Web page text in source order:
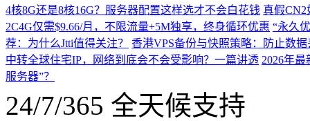
4核8G还是8核16G？服务器配置这样选才不会白花钱 真假CN2
2C4G仅需$9.66/月，不限流量+5M独享，终身循环优惠 “永久
荐：为什么Jtti值得关注？
香港VPS备份与快照策略：防止数
中转全球住宅IP，网络到底会不会受影响？一篇讲透 2026年
服务器”？
24/7/365 全天候支持